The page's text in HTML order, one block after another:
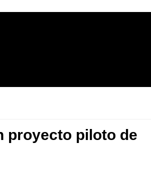
proyecto piloto de